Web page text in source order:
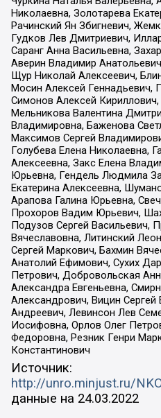
Николаевна, Золотарева
Рачинский Ян Збигневич,
Гудков Лев Дмитриевич,
Саранг Анна Васильевна,
Аверин Владимир
Щур Николай Алексеевич,
Мосин Алексей Геннадьевич,
Симонов Алексей
Мельникова Валентина
Владимировна, Баженова
Максимов Сергей
Голубева Елена Николаевна,
Алексеевна, Закс Елена
Юрьевна, Гендель Людмила
Екатерина Алексеевна,
Арапова Галина Юрьевна,
Прохоров Вадим Юрьевич,
Подузов Сергей Васильевич,
Вячеславовна, Литинский
Сергей Маркович, Бахмин
Анатолий Ефимович, Сухих
Петрович, Добровольская
Александра Евгеньевна,
Александрович, Вицин
Андреевич, Левинсон Лев
Иосифовна, Орлов Олег
Федоровна, Резник Генри
Константинович
Источник:
http://unro.minjust.ru/
данные на 24.03.2022